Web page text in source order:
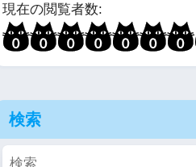
現在の閲覧者数:
検索